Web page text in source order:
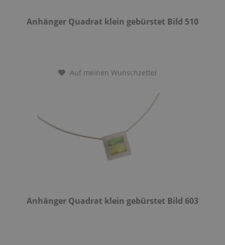
Anhänger Quadrat klein gebürstet Bild 510
Auf meinen Wunschzettel
Anhänger Quadrat klein gebürstet Bild 603